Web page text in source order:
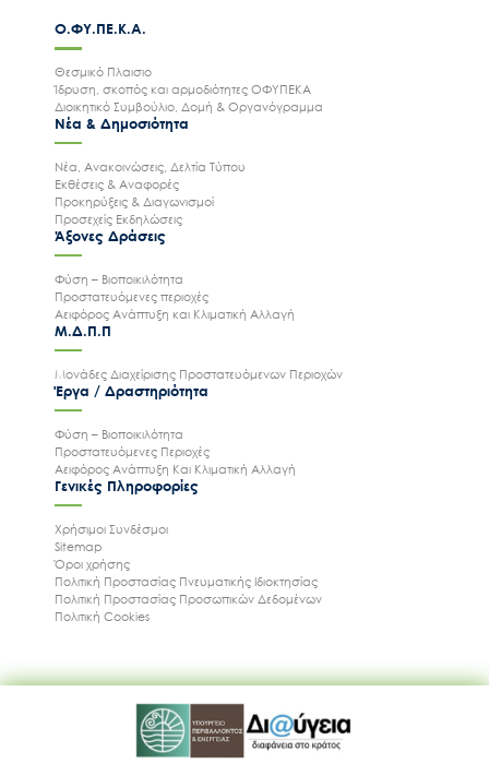
Ο.ΦΥ.ΠΕ.Κ.Α.
Θεσμικό Πλαισιο
Ίδρυση, σκοπός και αρμοδιότητες ΟΦΥΠΕΚΑ
Διοικητικό Συμβούλιο, Δομή & Οργανόγραμμα
Νέα & Δημοσιότητα
Νέα, Ανακοινώσεις, Δελτία Τύπου
Εκθέσεις & Αναφορές
Προκηρύξεις & Διαγωνισμοί
Προσεχείς Εκδηλώσεις
Άξονες Δράσεις
Φύση – Βιοποικιλότητα
Προστατευόμενες περιοχές
Αειφόρος Ανάπτυξη και Κλιματική Αλλαγή
Μ.Δ.Π.Π
Μονάδες Διαχείρισης Προστατευόμενων Περιοχών
Έργα / Δραστηριότητα
Φύση – Βιοποικιλότητα
Προστατευόμενες Περιοχές
Αειφόρος Ανάπτυξη Και Κλιματική Αλλαγή
Γενικές Πληροφορίες
Χρήσιμοι Συνδέσμοι
Sitemap
Όροι χρήσης
Πολιτική Προστασίας Πνευματικής Ιδιοκτησίας
Πολιτική Προστασίας Προσωπικών Δεδομένων
Πολιτική Cookies